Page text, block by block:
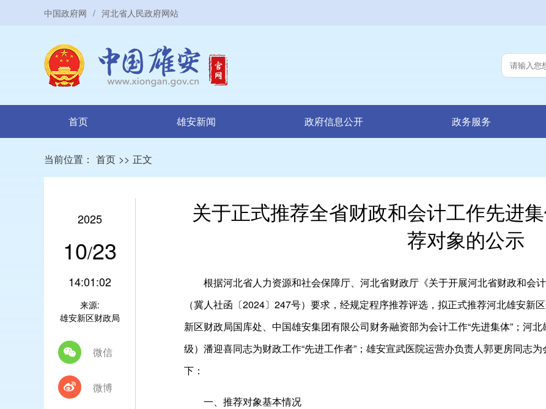
中国政府网 / 河北省人民政府网站
首页 雄安新闻 政府信息公开 政务服务
当前位置： 首页 >> 正文
2025
10/23
14:01:02
来源:
雄安新区财政局
微信
微博
关于正式推荐全省财政和会计工作先进
荐对象的公示
根据河北省人力资源和社会保障厅、河北省财政厅《关于开展河北省财政和会计
（冀人社函〔2024〕247号）要求，经规定程序推荐评选，拟正式推荐河北雄安新
新区财政局国库处、中国雄安集团有限公司财务融资部为会计工作“先进集体”；河
级）潘迎喜同志为财政工作“先进工作者”；雄安宣武医院运营办负责人郭更房同志
下：
一、推荐对象基本情况